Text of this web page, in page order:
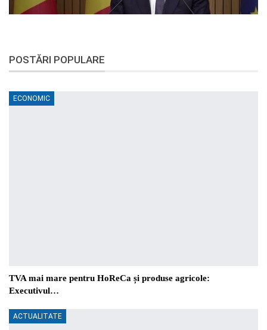
POSTĂRI POPULARE
ECONOMIC
TVA mai mare pentru HoReCa și produse agricole:
Executivul…
ACTUALITATE